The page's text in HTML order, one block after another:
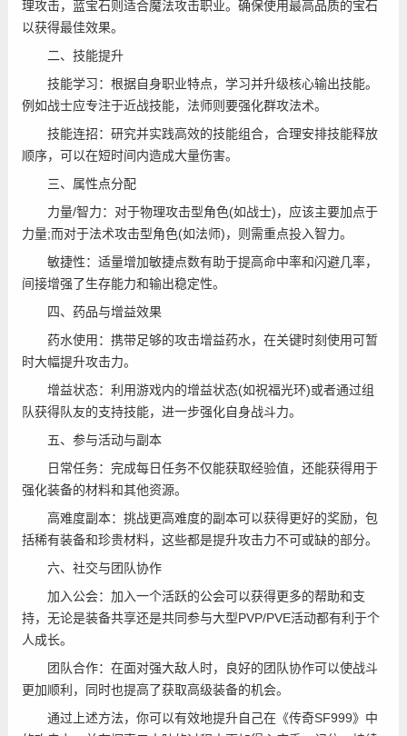
理攻击，蓝宝石则适合魔法攻击职业。确保使用最高品质的宝石
以获得最佳效果。
二、技能提升
技能学习：根据自身职业特点，学习并升级核心输出技能。
例如战士应专注于近战技能，法师则要强化群攻法术。
技能连招：研究并实践高效的技能组合，合理安排技能释放
顺序，可以在短时间内造成大量伤害。
三、属性点分配
力量/智力：对于物理攻击型角色(如战士)，应该主要加点于
力量;而对于法术攻击型角色(如法师)，则需重点投入智力。
敏捷性：适量增加敏捷点数有助于提高命中率和闪避几率，
间接增强了生存能力和输出稳定性。
四、药品与增益效果
药水使用：携带足够的攻击增益药水，在关键时刻使用可暂
时大幅提升攻击力。
增益状态：利用游戏内的增益状态(如祝福光环)或者通过组
队获得队友的支持技能，进一步强化自身战斗力。
五、参与活动与副本
日常任务：完成每日任务不仅能获取经验值，还能获得用于
强化装备的材料和其他资源。
高难度副本：挑战更高难度的副本可以获得更好的奖励，包
括稀有装备和珍贵材料，这些都是提升攻击力不可或缺的部分。
六、社交与团队协作
加入公会：加入一个活跃的公会可以获得更多的帮助和支
持，无论是装备共享还是共同参与大型PVP/PVE活动都有利于个
人成长。
团队合作：在面对强大敌人时，良好的团队协作可以使战斗
更加顺利，同时也提高了获取高级装备的机会。
通过上述方法，你可以有效地提升自己在《传奇SF999》中